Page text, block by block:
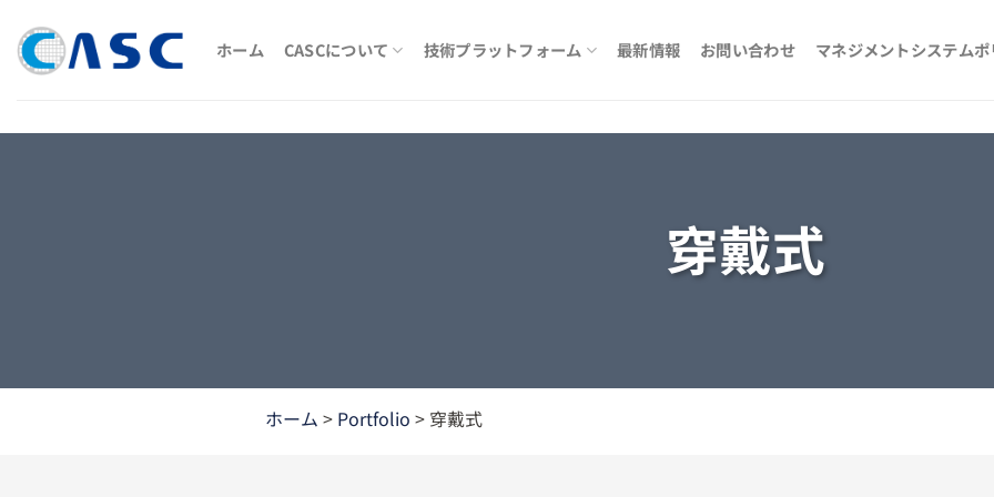
content
ホーム CASCについて 技術プラットフォーム 最新情報 お問い合わせ マネジメントシステムポ
穿戴式
ホーム > Portfolio > 穿戴式